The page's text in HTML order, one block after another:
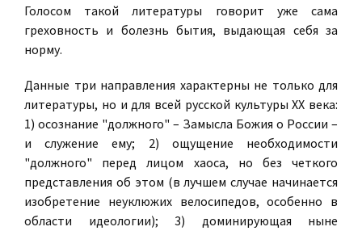
Голосом такой литературы говорит уже сама
греховность и болезнь бытия, выдающая себя за
норму.
Данные три направления характерны не только для
литературы, но и для всей русской культуры XX века:
1) осознание "должного" – Замысла Божия о России –
и служение ему; 2) ощущение необходимости
"должного" перед лицом хаоса, но без четкого
представления об этом (в лучшем случае начинается
изобретение неуклюжих велосипедов, особенно в
области идеологии); 3) доминирующая ныне